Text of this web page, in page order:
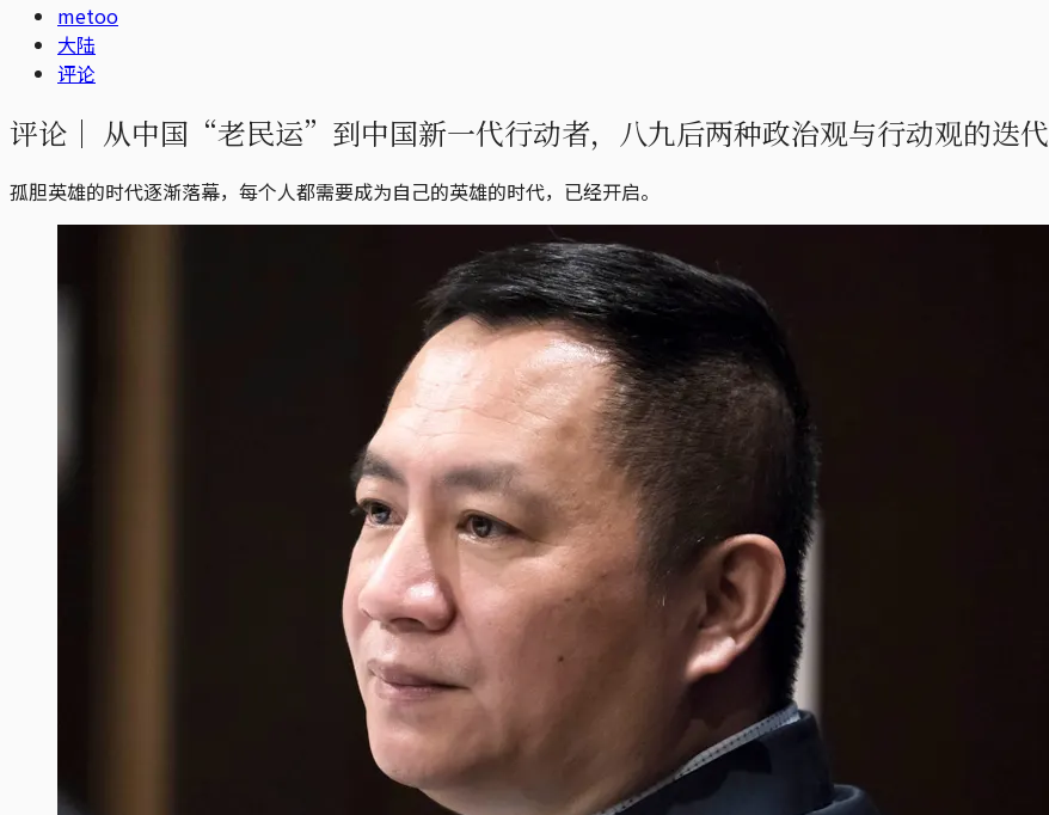
metoo
大陆
评论
评论｜ 从中国“老民运”到中国新一代行动者，八九后两种政治观与行动观的迭代
孤胆英雄的时代逐渐落幕，每个人都需要成为自己的英雄的时代，已经开启。